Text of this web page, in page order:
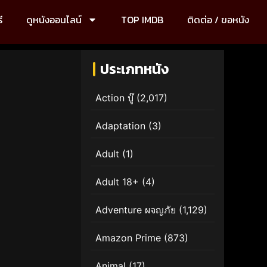
ดูหนังออนไลน์ TOP IMDB ติดต่อ / ขอหนัง
ประเภทหนัง
Action บู๊(2,017)
Adaptation (3)
Adult (1)
Adult 18+ (4)
Adventure ผจญภัย (1,129)
Amazon Prime (873)